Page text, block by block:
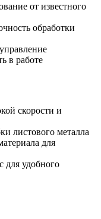
от известного
обработки
в работе
скорости и
листового металла
для
для удобного